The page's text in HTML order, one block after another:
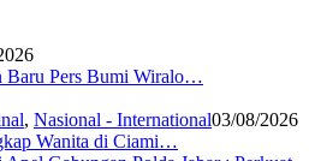
Baru Pers Bumi Wiralo…
, Nasional - International03/08/2026
Wanita di Ciami…